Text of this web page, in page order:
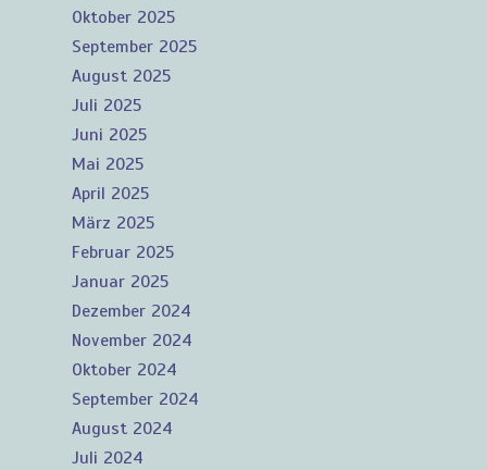
Oktober 2025
September 2025
August 2025
Juli 2025
Juni 2025
Mai 2025
April 2025
März 2025
Februar 2025
Januar 2025
Dezember 2024
November 2024
Oktober 2024
September 2024
August 2024
Juli 2024